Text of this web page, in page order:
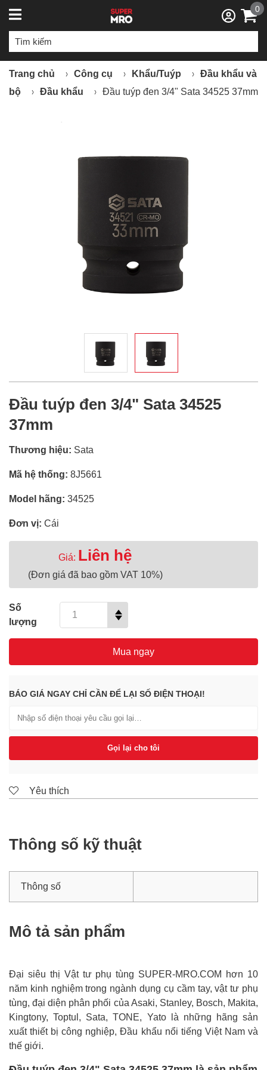
0
Trang chủ Công cụ Khẩu/Tuýp
Đầu khẩu và
bộ
Đầu khẩu Đầu tuýp đen 3/4" Sata 34525 37mm
Đầu tuýp đen 3/4" Sata 34525
37mm
Thương hiệu: Sata
Mã hệ thống: 8J5661
Model hãng: 34525
Đơn vị: Cái
Giá: Liên hệ
(Đơn giá đã bao gồm VAT 10%)
Số
lượng
Mua ngay
BÁO GIÁ NGAY CHỈ CẦN ĐỂ LẠI SỐ ĐIỆN THOẠI!
Gọi lại cho tôi
Yêu thích
Thông số kỹ thuật
Thông số
Mô tả sản phẩm
Đại siêu thị Vật tư phụ tùng SUPER-MRO.COM hơn 10
năm kinh nghiệm trong ngành dụng cụ cầm tay, vật tư phụ
tùng, đại diện phân phối của Asaki, Stanley, Bosch, Makita,
Kingtony, Toptul, Sata, TONE, Yato là những hãng sản
xuất thiết bị công nghiệp, Đầu khẩu nổi tiếng Việt Nam và
thế giới.